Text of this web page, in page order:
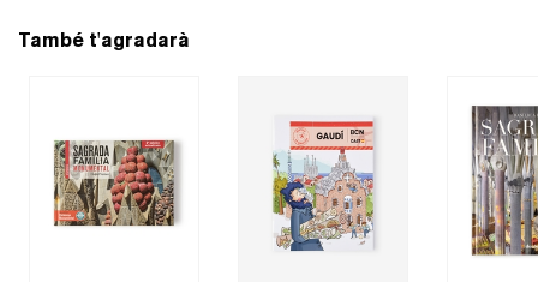
També t'agradarà